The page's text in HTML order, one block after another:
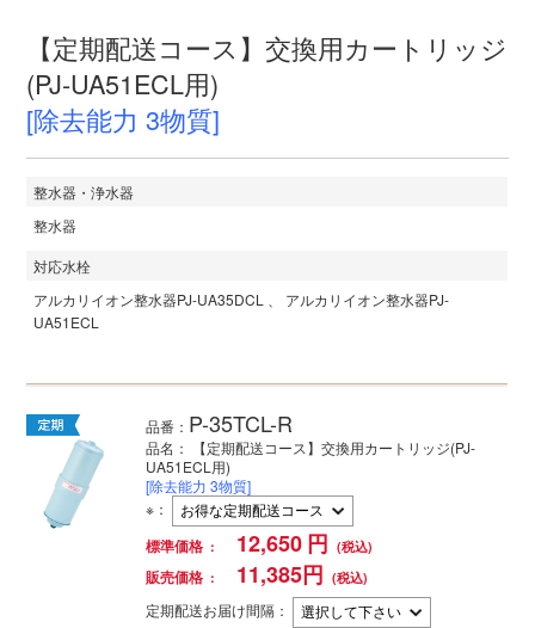
【定期配送コース】交換用カートリッジ
(PJ-UA51ECL用)
[除去能力 3物質]
整水器・浄水器
整水器
対応水栓
アルカリイオン整水器PJ-UA35DCL アルカリイオン整水器PJ-
UA51ECL
品番： P-35TCL-R
品名： 【定期配送コース】交換用カートリッジ(PJ-
UA51ECL用)
[除去能力 3物質]
※ ：
標準価格
12,650円
販売価格 11,385円
定期配送お届け間隔：